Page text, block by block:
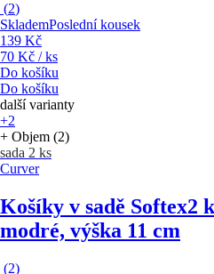
(2)
SklademPoslední kousek
139 Kč
70 Kč / ks
Do košíku
Do košíku
další varianty
+2
+ Objem (2)
sada 2 ks
Curver
Košíky v sadě Softex2
modré, výška 11 cm
(2)